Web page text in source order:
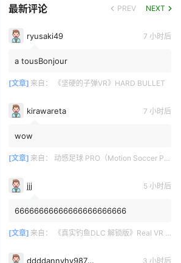
最新评论 PREV NEXT
ryusaki49 7 小时后
a tousBonjour
[文章] 来自： 《坚硬的子弹VR》HARD BULLET
kirawareta 7 小时后
wow
[文章] 来自： 动感足球 PRO（Motion Soccer PRO）
jjj 5 小时后
66666666666666666666666
[文章] 来自： 《真实钓鱼DLC 解锁版》Real VR Fishing DLC
ddddannyhy987878 3 小时后